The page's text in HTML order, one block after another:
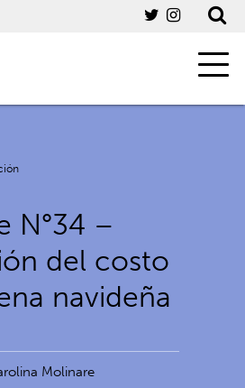
N°34 –
del costo
navideña
Molinare